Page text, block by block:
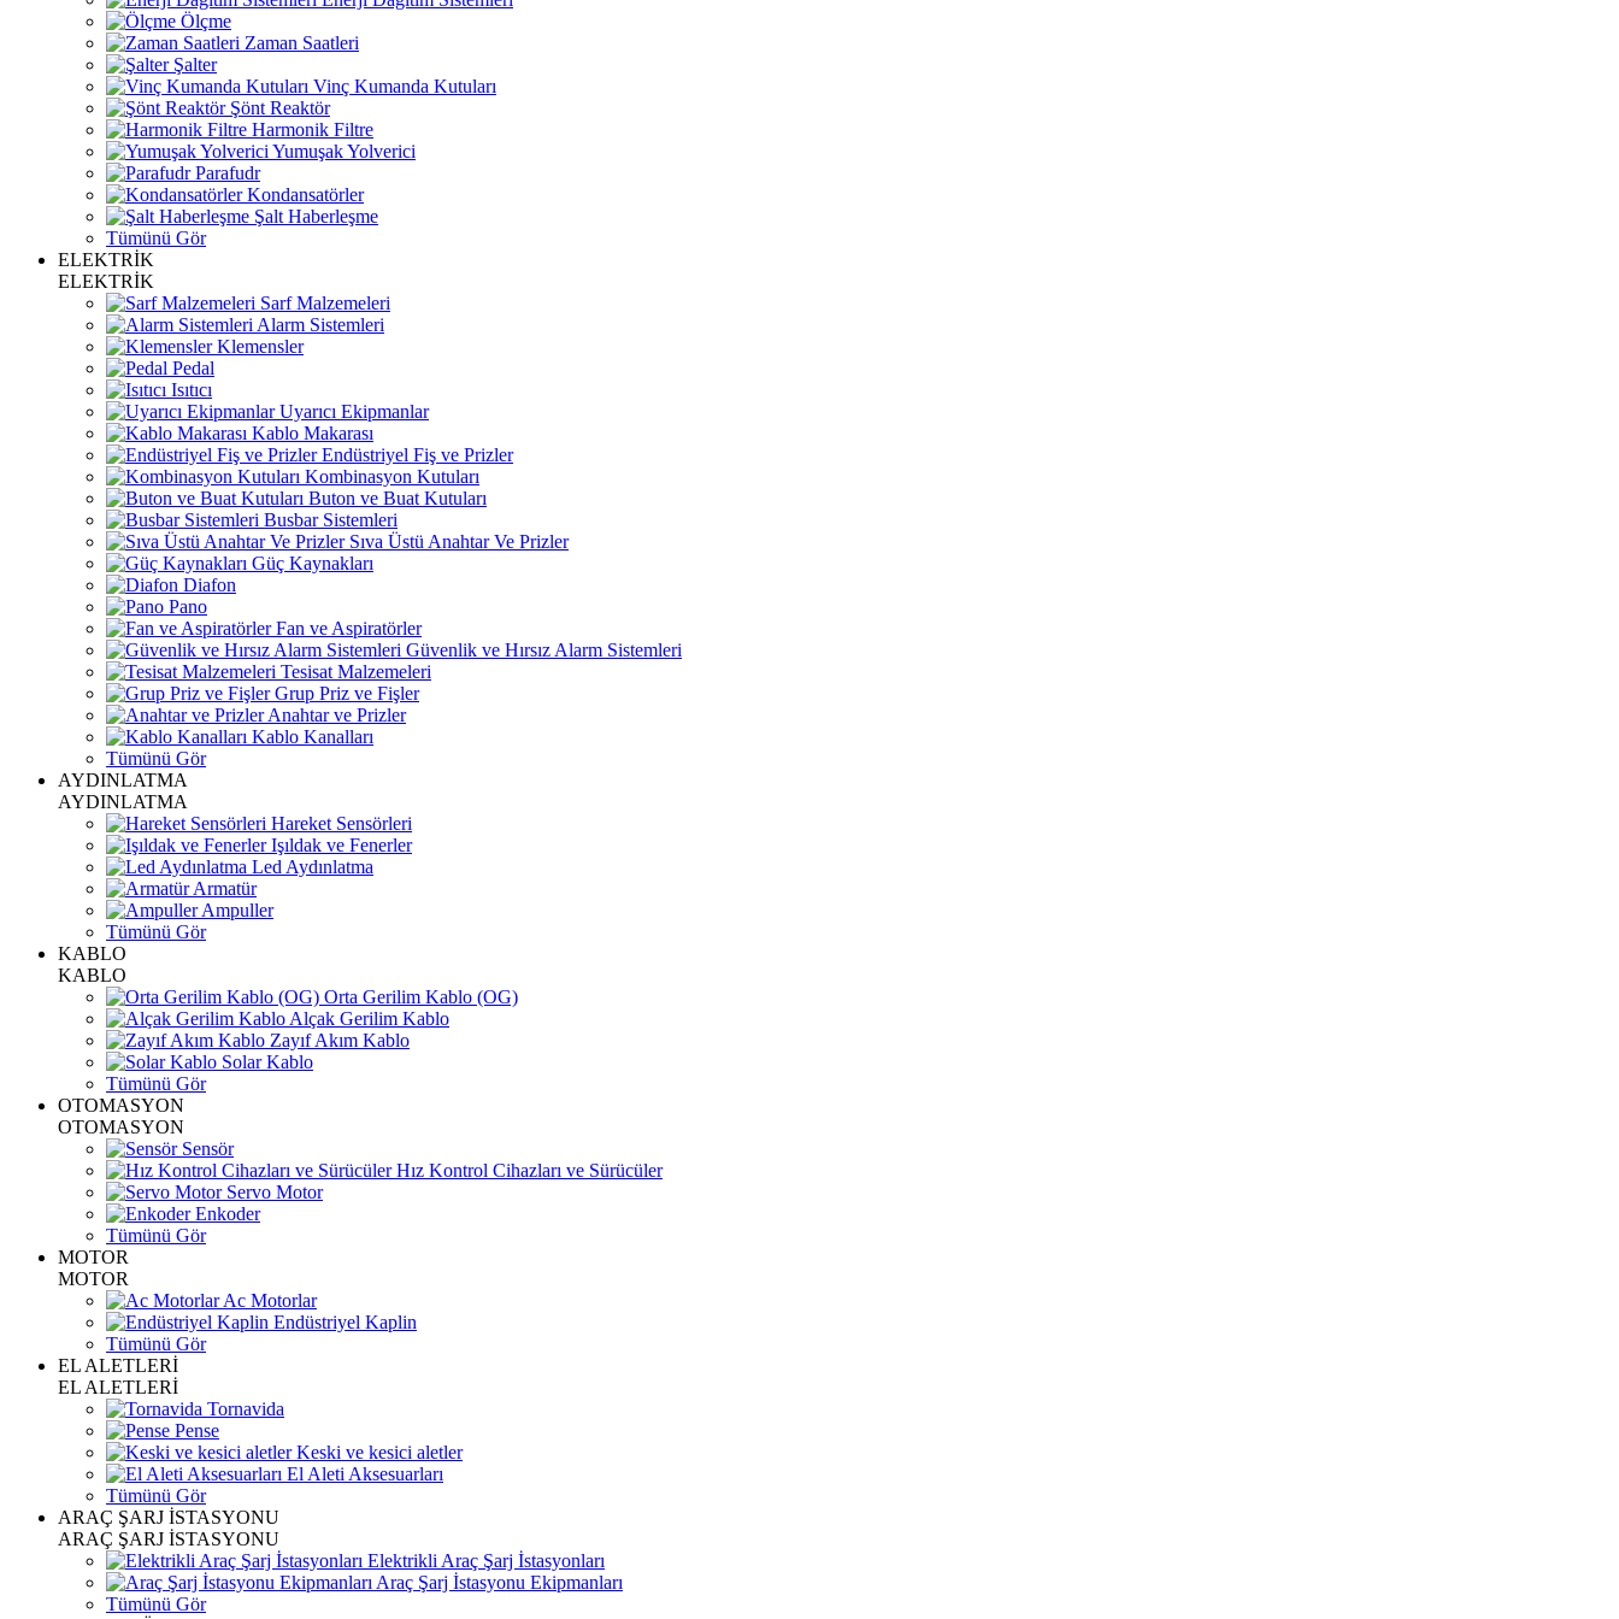
Ölçme
Zaman Saatleri
Şalter
Vinç Kumanda Kutuları
Şönt Reaktör
Harmonik Filtre
Yumuşak Yolverici
Parafudr
Kondansatörler
Şalt Haberleşme
Tümünü Gör
ELEKTRİK
ELEKTRİK
Sarf Malzemeleri
Alarm Sistemleri
Klemensler
Pedal
Isıtıcı
Uyarıcı Ekipmanlar
Kablo Makarası
Endüstriyel Fiş ve Prizler
Kombinasyon Kutuları
Buton ve Buat Kutuları
Busbar Sistemleri
Sıva Üstü Anahtar Ve Prizler
Güç Kaynakları
Diafon
Pano
Fan ve Aspiratörler
Güvenlik ve Hırsız Alarm Sistemleri
Tesisat Malzemeleri
Grup Priz ve Fişler
Anahtar ve Prizler
Kablo Kanalları
Tümünü Gör
AYDINLATMA
AYDINLATMA
Hareket Sensörleri
Işıldak ve Fenerler
Led Aydınlatma
Armatür
Ampuller
Tümünü Gör
KABLO
KABLO
Orta Gerilim Kablo (OG)
Alçak Gerilim Kablo
Zayıf Akım Kablo
Solar Kablo
Tümünü Gör
OTOMASYON
OTOMASYON
Sensör
Hız Kontrol Cihazları ve Sürücüler
Servo Motor
Enkoder
Tümünü Gör
MOTOR
MOTOR
Ac Motorlar
Endüstriyel Kaplin
Tümünü Gör
EL ALETLERİ
EL ALETLERİ
Tornavida
Pense
Keski ve kesici aletler
El Aleti Aksesuarları
Tümünü Gör
ARAÇ ŞARJ İSTASYONU
ARAÇ ŞARJ İSTASYONU
Elektrikli Araç Şarj İstasyonları
Araç Şarj İstasyonu Ekipmanları
Tümünü Gör